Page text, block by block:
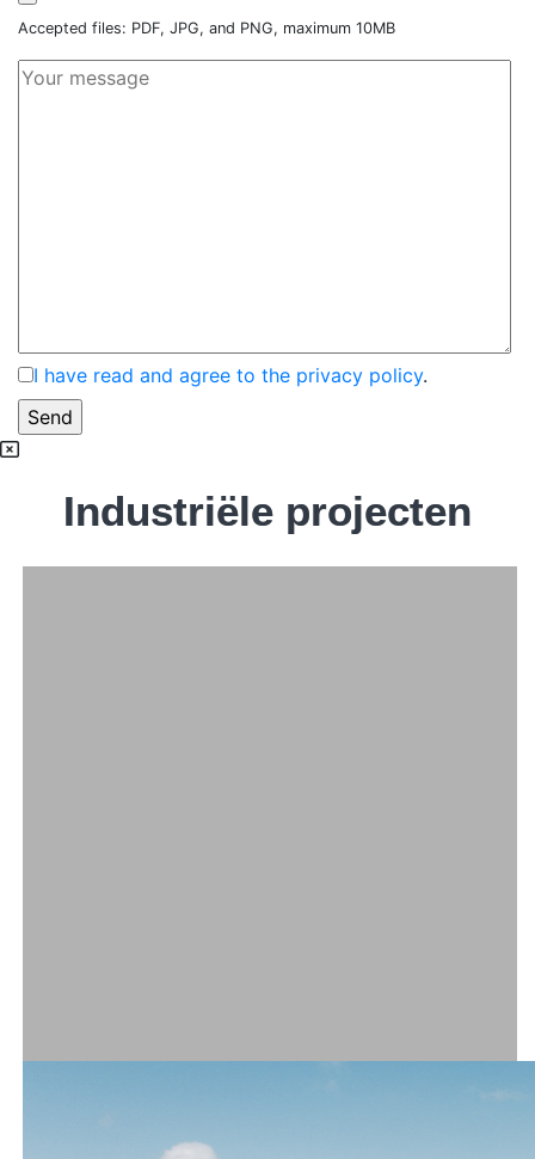
Accepted files: PDF, JPG, and PNG, maximum 10MB
I have read and agree to the privacy policy.
Industriële projecten